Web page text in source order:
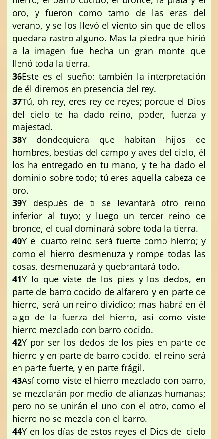
oro, y fueron como tamo de las eras del
verano, y se los llevó el viento sin que de ellos
quedara rastro alguno. Mas la piedra que hirió
a la imagen fue hecha un gran monte que
llenó toda la tierra.
36Este es el sueño; también la interpretación
de él diremos en presencia del rey.
37Tú, oh rey, eres rey de reyes; porque el Dios
del cielo te ha dado reino, poder, fuerza y
majestad.
38Y dondequiera que habitan hijos de
hombres, bestias del campo y aves del cielo, él
los ha entregado en tu mano, y te ha dado el
dominio sobre todo; tú eres aquella cabeza de
oro.
39Y después de ti se levantará otro reino
inferior al tuyo; y luego un tercer reino de
bronce, el cual dominará sobre toda la tierra.
40Y el cuarto reino será fuerte como hierro; y
como el hierro desmenuza y rompe todas las
cosas, desmenuzará y quebrantará todo.
41Y lo que viste de los pies y los dedos, en
parte de barro cocido de alfarero y en parte de
hierro, será un reino dividido; mas habrá en él
algo de la fuerza del hierro, así como viste
hierro mezclado con barro cocido.
42Y por ser los dedos de los pies en parte de
hierro y en parte de barro cocido, el reino será
en parte fuerte, y en parte frágil.
43Así como viste el hierro mezclado con barro,
se mezclarán por medio de alianzas humanas;
pero no se unirán el uno con el otro, como el
hierro no se mezcla con el barro.
44Y en los días de estos reyes el Dios del cielo